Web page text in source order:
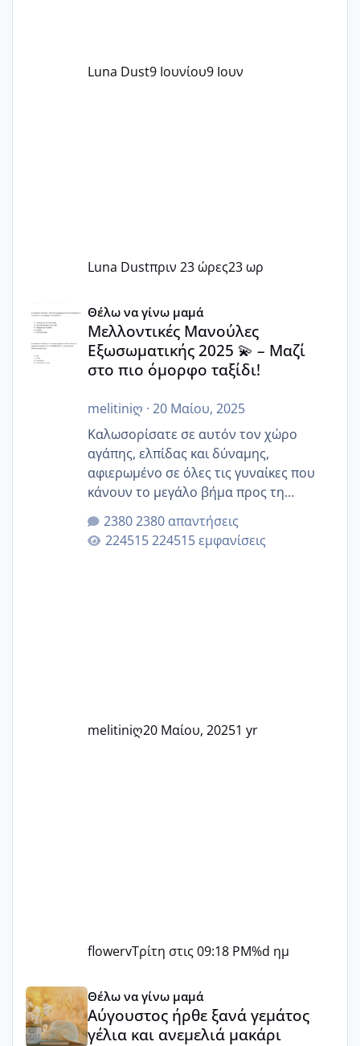
Luna Dust9 Ιουνίου9 Ιουν
Luna Dustπριν 23 ώρες23 ωρ
Μελλοντικές Μανούλες Εξωσωματικής 2025 💫 – Μαζί
Θέλω να γίνω μαμά
Μελλοντικές Μανούλες
Εξωσωματικής 2025 💫 – Μαζί
στο πιο όμορφο ταξίδι!
melitiniღ · 20 Μαίου, 2025
Καλωσορίσατε σε αυτόν τον χώρο
αγάπης, ελπίδας και δύναμης,
αφιερωμένο σε όλες τις γυναίκες που
κάνουν το μεγάλο βήμα προς τη
μητρότητα μέσω εξωσωματικής το 2025.
Εδώ θα μοιραστούμε αγωνίες, χαρές,
εμπειρίες και κάθε μικρή ή μεγάλη
2380 απαντήσεις
224515 εμφανίσεις
melitiniღ20 Μαίου, 20251 yr
flowervΤρίτη στις 09:18 PM%d ημ
Αύγουστος ήρθε ξανά γεμάτος γέλια και ανεμελιά
Θέλω να γίνω μαμά
Αύγουστος ήρθε ξανά γεμάτος
γέλια και ανεμελιά μακάρι